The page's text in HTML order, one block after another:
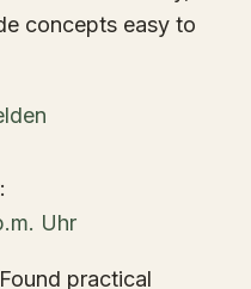
concepts easy to
Uhr
practical